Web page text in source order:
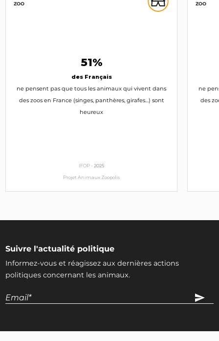
ZOO
51%
des Français
ne pensent pas que tous les animaux qui vivent dans
des zoos en France (singes, panthères, girafes…) sont
heureux
IFOP -2025
Projet Animaux Zoopolis
ZOO
ne
des
Suivre l'actualité politique
Informez-vous et réagissez aux dernières actions
politiques concernant les animaux.